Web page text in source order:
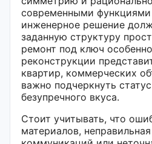
современными
инженерное решение
заданную структуру
ремонт под ключ
реконструкции
квартир, коммерческих
важно подчеркнуть
безупречного вкуса.
Стоит учитывать, что
материалов,